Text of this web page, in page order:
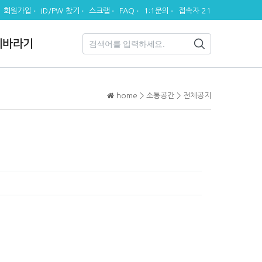
회원가입 ID/PW 찾기 스크랩 FAQ 1:1문의 접속자 21
라기
home > 소통공간 > 전체공지